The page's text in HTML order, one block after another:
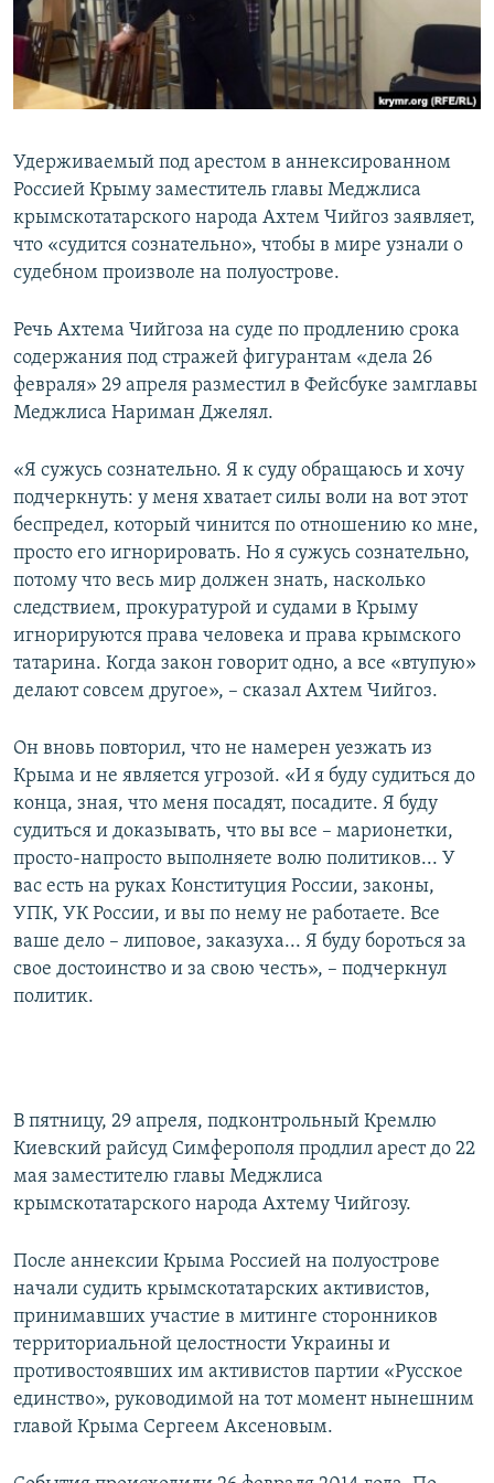
ПОБЕДИТЕЛЕЙ НЕ СУДЯТ?
КРЫМ.НЕПОКОРЕННЫЙ
ELIFBE
ПРИСОЕДИНЯЙТЕСЬ!
Все сайты RFE/RL
Удерживаемый под арестом в аннексированном
Россией Крыму заместитель главы Меджлиса
крымскотатарского народа Ахтем Чийгоз заявляет,
что «судится сознательно», чтобы в мире узнали о
судебном произволе на полуострове.
Речь Ахтема Чийгоза на суде по продлению срока
содержания под стражей фигурантам «дела 26
февраля» 29 апреля разместил в Фейсбуке замглавы
Меджлиса Нариман Джелял.
«Я сужусь сознательно. Я к суду обращаюсь и хочу
подчеркнуть: у меня хватает силы воли на вот этот
беспредел, который чинится по отношению ко мне,
просто его игнорировать. Но я сужусь сознательно,
потому что весь мир должен знать, насколько
следствием, прокуратурой и судами в Крыму
игнорируются права человека и права крымского
татарина. Когда закон говорит одно, а все «втупую»
делают совсем другое», – сказал Ахтем Чийгоз.
Он вновь повторил, что не намерен уезжать из
Крыма и не является угрозой. «И я буду судиться до
конца, зная, что меня посадят, посадите. Я буду
судиться и доказывать, что вы все – марионетки,
просто-напросто выполняете волю политиков... У
вас есть на руках Конституция России, законы,
УПК, УК России, и вы по нему не работаете. Все
ваше дело – липовое, заказуха... Я буду бороться за
свое достоинство и за свою честь», – подчеркнул
политик.
В​ пятницу, 29 апреля, подконтрольный Кремлю
Киевский райсуд Симферополя продлил арест до 22
мая заместителю главы Меджлиса
крымскотатарского народа Ахтему Чийгозу.
После аннексии Крыма Россией на полуострове
начали судить крымскотатарских активистов,
принимавших участие в митинге сторонников
территориальной целостности Украины и
противостоявших им активистов партии «Русское
единство», руководимой на тот момент нынешним
главой Крыма Сергеем Аксеновым.